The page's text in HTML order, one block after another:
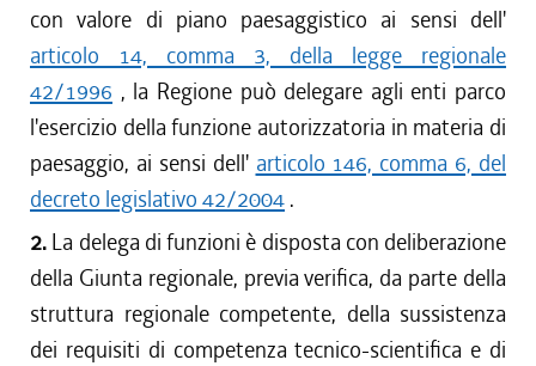
con valore di piano paesaggistico ai sensi dell'
articolo 14, comma 3, della legge regionale
42/1996 , la Regione può delegare agli enti parco
l'esercizio della funzione autorizzatoria in materia di
paesaggio, ai sensi dell' articolo 146, comma 6, del
decreto legislativo 42/2004 .
2. La delega di funzioni è disposta con deliberazione
della Giunta regionale, previa verifica, da parte della
struttura regionale competente, della sussistenza
dei requisiti di competenza tecnico-scientifica e di